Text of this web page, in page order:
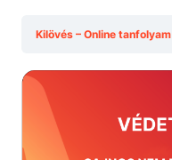
Kilövés – Online tanfolyam